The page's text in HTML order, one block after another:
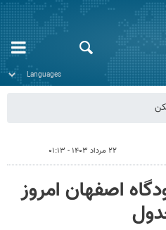
۲۲ مرداد ۱۴۰۳ - ۰۱:۱۳
اصفهان امروز